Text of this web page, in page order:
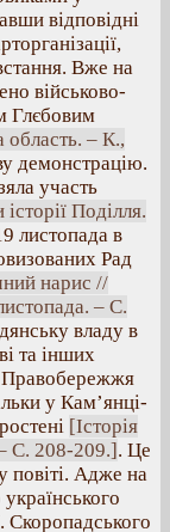
відповідні
Вже на
військово-
Глєбовим
область. – К.,
демонстрацію.
участь
Поділля.
листопада в
Рад
нарис //
– С.
владу в
та інших
Правобережжя
у Кам’янці-
[Історія
С. 208-209.]. Це
повіті. Адже на
Скоропадського